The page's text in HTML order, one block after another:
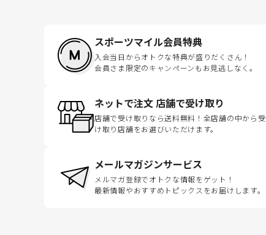
スポーツマイル会員特典
入会当日からオトクな特典が盛りだくさん！
会員さま限定のキャンペーンもお見逃しなく。
ネットで注文 店舗で受け取り
店舗で受け取りなら送料無料！全店舗の中から受
け取り店舗をお選びいただけます。
メールマガジンサービス
メルマガ登録でオトクな情報をゲット！
最新情報やおすすめトピックスをお届けします。